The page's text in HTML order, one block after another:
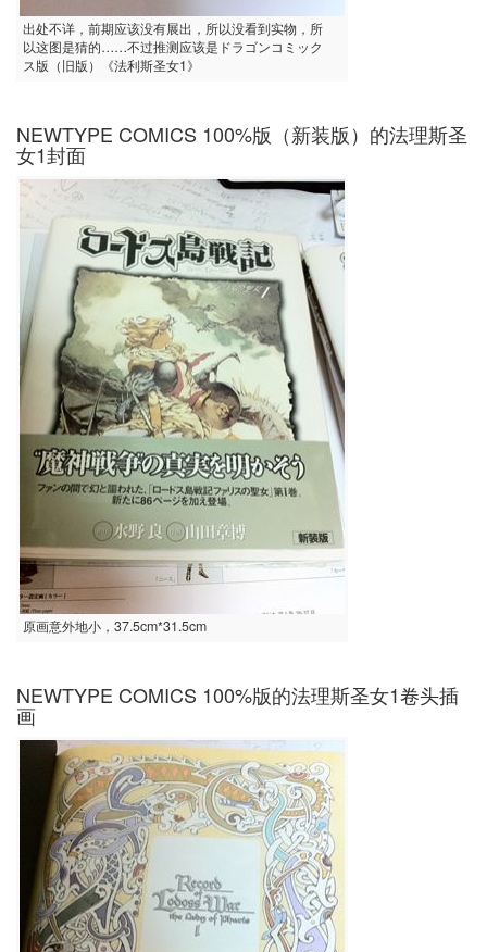
出处不详，前期应该没有展出，所以没看到实物，所
以这图是猜的……不过推测应该是ドラゴンコミック
ス版（旧版）《法利斯圣女1》
NEWTYPE COMICS 100%版（新装版）的法理斯圣
女1封面
原画意外地小，37.5cm*31.5cm
NEWTYPE COMICS 100%版的法理斯圣女1卷头插
画